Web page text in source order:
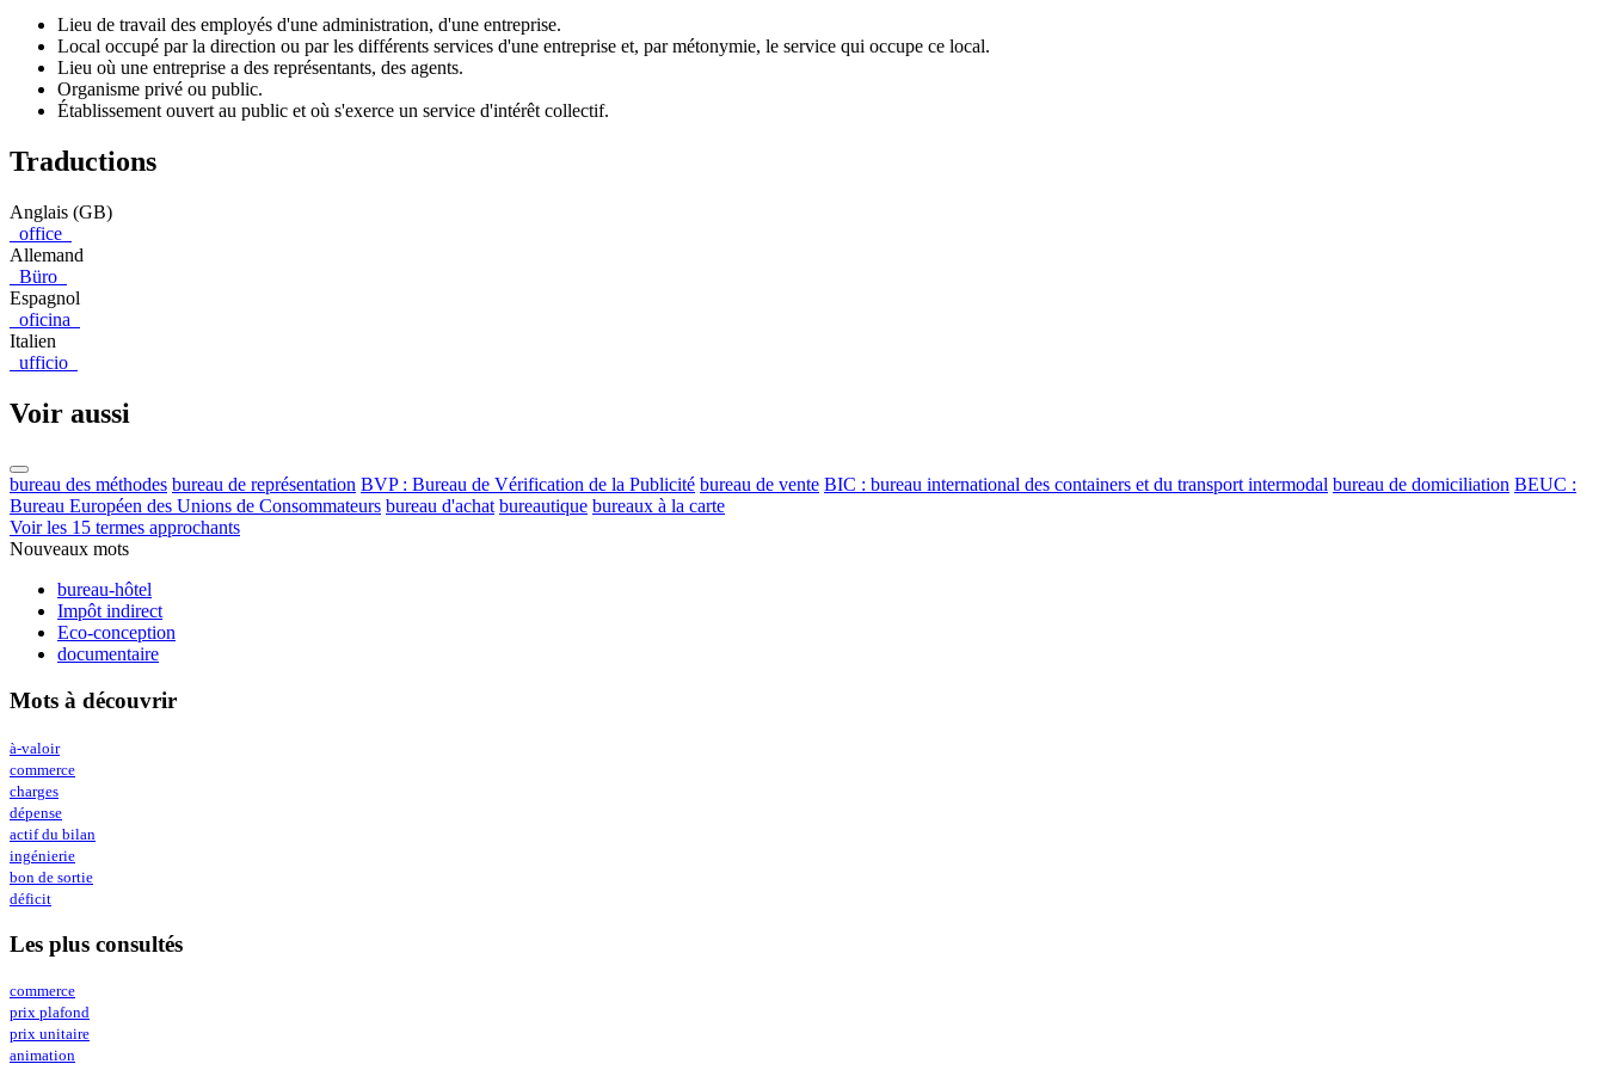
Lieu de travail des employés d'une administration, d'une entreprise.
Local occupé par la direction ou par les différents services d'une entreprise et, par métonymie, le service qui occupe ce local.
Lieu où une entreprise a des représentants, des agents.
Organisme privé ou public.
Établissement ouvert au public et où s'exerce un service d'intérêt collectif.
Traductions
Anglais (GB)
office
Allemand
Büro
Espagnol
oficina
Italien
ufficio
Voir aussi
bureau des méthodes bureau de représentation BVP : Bureau de Vérification de la Publicité bureau de vente BIC : bureau international des containers et du transport intermodal bureau de domiciliation BEUC :
Bureau Européen des Unions de Consommateurs bureau d'achat bureautique bureaux à la carte
Voir les 15 termes approchants
Nouveaux mots
bureau-hôtel
Impôt indirect
Eco-conception
documentaire
Mots à découvrir
à-valoir
commerce
charges
dépense
actif du bilan
ingénierie
bon de sortie
déficit
Les plus consultés
commerce
prix plafond
prix unitaire
animation